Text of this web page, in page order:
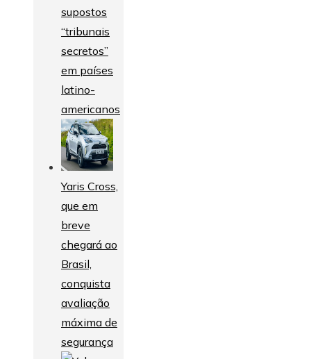
supostos
“tribunais
secretos”
em países
latino-
americanos
Yaris Cross,
que em
breve
chegará ao
Brasil,
conquista
avaliação
máxima de
segurança